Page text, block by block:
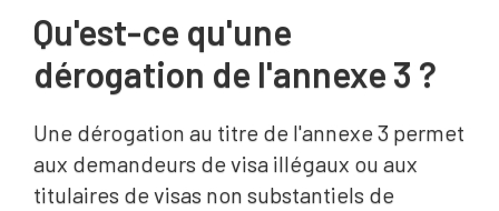
Qu'est-ce qu'une
dérogation de l'annexe 3 ?
Une dérogation au titre de l'annexe 3 permet
aux demandeurs de visa illégaux ou aux
titulaires de visas non substantiels de